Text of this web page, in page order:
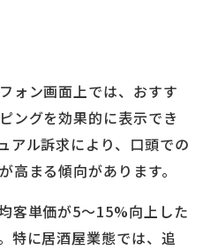
ォン画面上では、おすす
ングを効果的に表示でき
アル訴求により、口頭での
高まる傾向があります。
客単価が5〜15%向上した
特に居酒屋業態では、追